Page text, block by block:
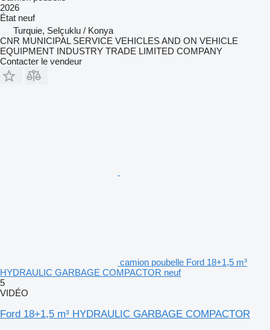
2026
État neuf
Turquie, Selçuklu / Konya
CNR MUNICIPAL SERVICE VEHICLES AND ON VEHICLE
EQUIPMENT INDUSTRY TRADE LIMITED COMPANY
Contacter le vendeur
camion poubelle Ford 18+1,5 m³
HYDRAULIC GARBAGE COMPACTOR neuf
5
VIDÉO
Ford 18+1,5 m³ HYDRAULIC GARBAGE COMPACTOR